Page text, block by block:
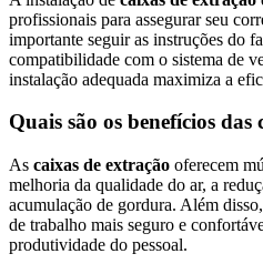
profissionais para assegurar seu
importante seguir as instruções do
compatibilidade com o sistema de
instalação adequada maximiza a
Quais são os benefícios das
As caixas de extração oferecem
melhoria da qualidade do ar, a
acumulação de gordura. Além
de trabalho mais seguro e
produtividade do pessoal.